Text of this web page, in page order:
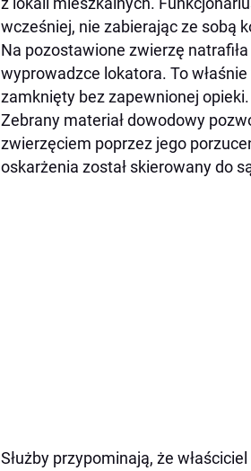
wcześniej, nie zabierając ze sobą
Na pozostawione zwierzę
wyprowadzce lokatora. To
zamknięty bez zapewnionej opieki.
Zebrany materiał dowodowy
zwierzęciem poprzez jego
oskarżenia został skierowany do
Służby przypominają, że